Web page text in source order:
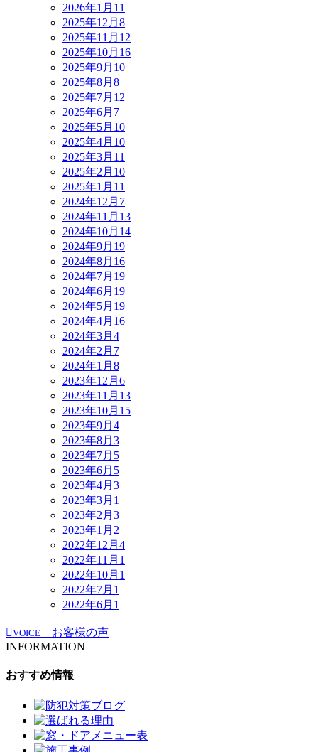
2026年1月 11
2025年12月 8
2025年11月 12
2025年10月 16
2025年9月 10
2025年8月 8
2025年7月 12
2025年6月 7
2025年5月 10
2025年4月 10
2025年3月 11
2025年2月 10
2025年1月 11
2024年12月 7
2024年11月 13
2024年10月 14
2024年9月 19
2024年8月 16
2024年7月 19
2024年6月 19
2024年5月 19
2024年4月 16
2024年3月 4
2024年2月 7
2024年1月 8
2023年12月 6
2023年11月 13
2023年10月 15
2023年9月 4
2023年8月 3
2023年7月 5
2023年6月 5
2023年4月 3
2023年3月 1
2023年2月 3
2023年1月 2
2022年12月 4
2022年11月 1
2022年10月 1
2022年7月 1
2022年6月 1
VOICE
お客様の声
INFORMATION
おすすめ情報